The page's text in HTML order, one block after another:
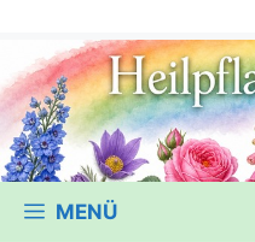
MENÜ